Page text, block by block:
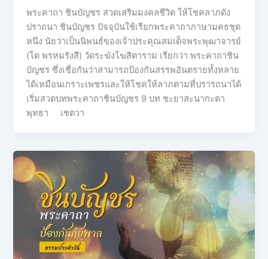
พระคาถา ชินบัญชร สวดเสริมมงคลชีวิต ให้โชคลาภดัง
ปราถนา ชินบัญชร ปัจจุบันใช้เรียกพระคาถาภาษามคธชุด
หนึ่ง นัยว่าเป็นนิพนธ์ของเจ้าประคุณสมเด็จพระพุฒาจารย์
(โต พรหมรังสี) วัดระฆังโฆสิตาราม เรียกว่า พระคาถาชิน
บัญชร ซึ่งเชื่อกันว่าสามารถป้องกันสรรพอันตรายทั้งหลาย
ได้เหมือนเกราะเพชรและให้โชคให้ลาภตามที่ปรารถนาได้
เริ่มสวดบทพระคาถาชินบัญชร 9 บท ชะยาสะนากะตา
พุทธา เชตวา